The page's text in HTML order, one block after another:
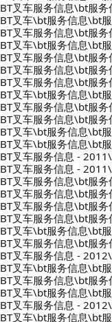
BT叉车服务信息\bt服
BT叉车\bt服务信息\bt
BT叉车服务信息\bt服
BT叉车\bt服务信息\bt
BT叉车服务信息\bt服
BT叉车服务信息\bt服
BT叉车服务信息\bt服
BT叉车\bt服务信息\bt
BT叉车服务信息\bt服
BT叉车服务信息\bt服
BT叉车\bt服务信息\bt
BT叉车\bt服务信息\bt
BT叉车服务信息 -
BT叉车服务信息 -
BT叉车服务信息\bt服
BT叉车服务信息\bt服
BT叉车服务信息\bt服
BT叉车服务信息\bt服
BT叉车\bt服务信息\bt
BT叉车服务信息\bt服
BT叉车服务信息 -
BT叉车\bt服务信息\bt
BT叉车服务信息\bt服
BT叉车\bt服务信息\bt
BT叉车服务信息 -
BT叉车\bt服务信息\bt